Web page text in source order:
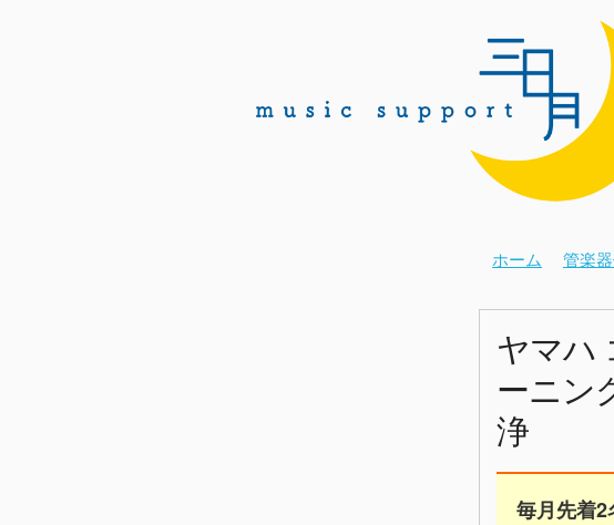
ホーム 管楽
ヤマハ
ーニン
浄
毎月先着2